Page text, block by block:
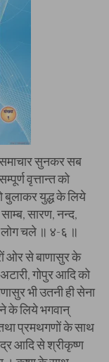
सुनकर सब
वृत्तान्त को
युद्ध के लिये
सारण, नन्द,
लोग चले ॥ ४-६ ॥
ओर से बाणासुर के
गोपुर आदि को
भी उतनी ही सेना
के लिये भगवान्
प्रमथगणों के साथ
आदि से श्रीकृष्ण